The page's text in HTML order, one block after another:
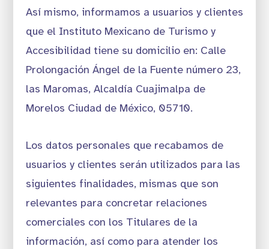
Así mismo, informamos a usuarios y clientes
que el Instituto Mexicano de Turismo y
Accesibilidad tiene su domicilio en: Calle
Prolongación Ángel de la Fuente número 23,
las Maromas, Alcaldía Cuajimalpa de
Morelos Ciudad de México, 05710.
Los datos personales que recabamos de
usuarios y clientes serán utilizados para las
siguientes finalidades, mismas que son
relevantes para concretar relaciones
comerciales con los Titulares de la
información, así como para atender los